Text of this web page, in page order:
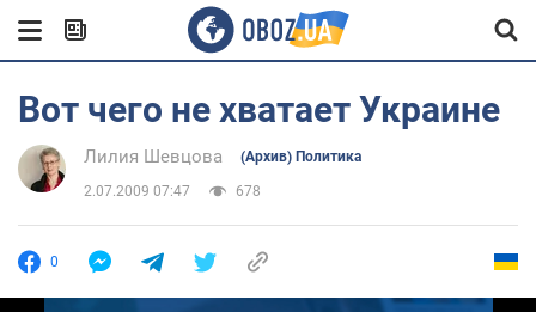
Вот чего не хватает Украине
Лилия Шевцова (Архив) Политика
2.07.2009 07:47 678
0